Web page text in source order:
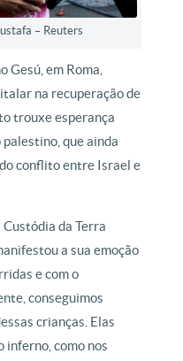
– Reuters
em Roma,
na recuperação de
trouxe esperança
que ainda
conflito entre Israel e
da Terra
a sua emoção
e com o
conseguimos
crianças. Elas
inferno, como nos